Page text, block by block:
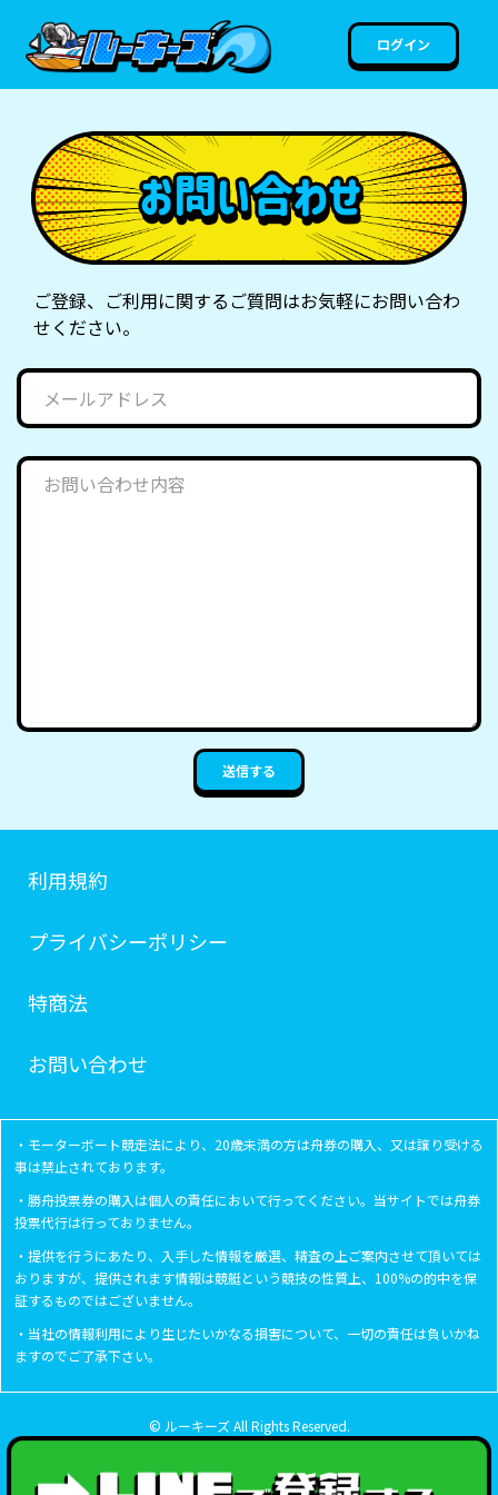
ログイン
ご登録、ご利用に関するご質問はお気軽にお問い合わ
せください。
送信する
利用規約
プライバシーポリシー
特商法
お問い合わせ
・モーターボート競走法により、20歳未満の方は舟券の購入、又は譲り受ける
事は禁止されております。
・勝舟投票券の購入は個人の責任において行ってください。当サイトでは舟券
投票代行は行っておりません。
・提供を行うにあたり、入手した情報を厳選、精査の上ご案内させて頂いては
おりますが、提供されます情報は競艇という競技の性質上、100%の的中を保
証するものではございません。
・当社の情報利用により生じたいかなる損害について、一切の責任は負いかね
ますのでご了承下さい。
© ルーキーズ All Rights Reserved.